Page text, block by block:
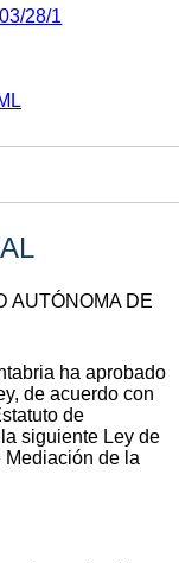
28/1
AUTÓNOMA DE
ha aprobado
de acuerdo con
de
siguiente Ley de
Mediación de la